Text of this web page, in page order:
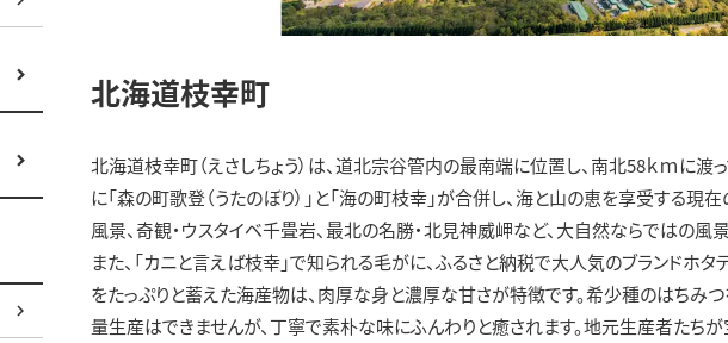
北海道枝幸町
北海道枝幸町（えさしちょう）は、道北宗谷管内の最南端に位置し、南北58ｋｍに
に「森の町歌登（うたのぼり）」と「海の町枝幸」が合併し、海と山の恵を享受する
風景、奇観・ウスタイベ千畳岩、最北の名勝・北見神威岬など、大自然ならではの風
また、「カニと言えば枝幸」で知られる毛がに、ふるさと納税で大人気のブランドホ
をたっぷりと蓄えた海産物は、肉厚な身と濃厚な甘さが特徴です。希少種のはちみ
量生産はできませんが、丁寧で素朴な味にふんわりと癒されます。地元生産者たち